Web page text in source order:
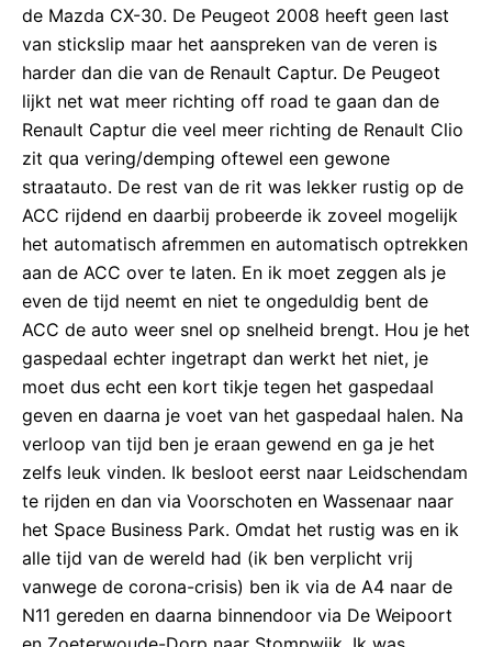
de Mazda CX-30. De Peugeot 2008 heeft geen last
van stickslip maar het aanspreken van de veren is
harder dan die van de Renault Captur. De Peugeot
lijkt net wat meer richting off road te gaan dan de
Renault Captur die veel meer richting de Renault Clio
zit qua vering/demping oftewel een gewone
straatauto. De rest van de rit was lekker rustig op de
ACC rijdend en daarbij probeerde ik zoveel mogelijk
het automatisch afremmen en automatisch optrekken
aan de ACC over te laten. En ik moet zeggen als je
even de tijd neemt en niet te ongeduldig bent de
ACC de auto weer snel op snelheid brengt. Hou je het
gaspedaal echter ingetrapt dan werkt het niet, je
moet dus echt een kort tikje tegen het gaspedaal
geven en daarna je voet van het gaspedaal halen. Na
verloop van tijd ben je eraan gewend en ga je het
zelfs leuk vinden. Ik besloot eerst naar Leidschendam
te rijden en dan via Voorschoten en Wassenaar naar
het Space Business Park. Omdat het rustig was en ik
alle tijd van de wereld had (ik ben verplicht vrij
vanwege de corona-crisis) ben ik via de A4 naar de
N11 gereden en daarna binnendoor via De Weipoort